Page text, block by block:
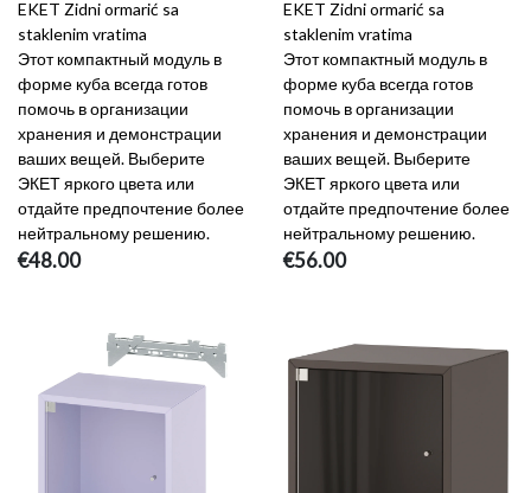
EKET Zidni ormarić sa
staklenim vratima
Этот компактный модуль в
форме куба всегда готов
помочь в организации
хранения и демонстрации
ваших вещей. Выберите
ЭКЕТ яркого цвета или
отдайте предпочтение более
нейтральному решению.
€48.00
EKET Zidni ormarić sa
staklenim vratima
Этот компактный модуль в
форме куба всегда готов
помочь в организации
хранения и демонстрации
ваших вещей. Выберите
ЭКЕТ яркого цвета или
отдайте предпочтение более
нейтральному решению.
€56.00